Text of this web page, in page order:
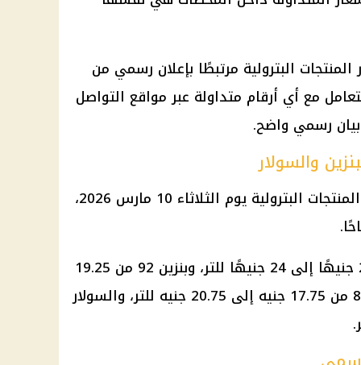
البترولية مرتبطًا بإعلان رسمي من
مع أي أرقام متداولة عبر مواقع التواصل
بيان رسمي واضح.
والسولار
كان آخر تحريك رسمي لأسعار بعض المنتجات البترولية يوم الثلاثاء 10 مارس 2026،
وشمل التحريك رفع بنزين 95 من 21 جنيهًا إلى 24 جنيهًا للتر، وبنزين 92 من 19.25
جنيه إلى 22.25 جنيه للتر، وبنزين 80 من 17.75 جنيه إلى 20.75 جنيه للتر، والسولار